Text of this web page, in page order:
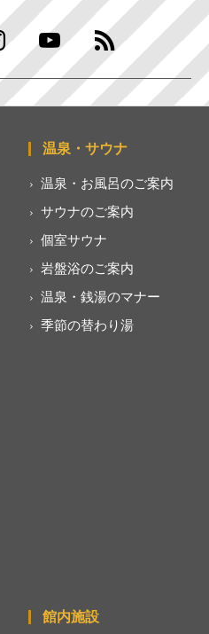
温泉・サウナ
温泉・お風呂のご案内
サウナのご案内
個室サウナ
岩盤浴のご案内
温泉・銭湯のマナー
季節の替わり湯
館内施設